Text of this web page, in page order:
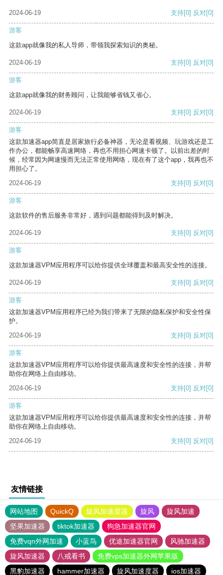
2024-06-19 支持[0] 反对[0]
游客
这款app就像我的私人导师，带领我探索知识的奥秘。
2024-06-19 支持[0] 反对[0]
游客
这款app就像我的财务顾问，让我能够省钱又省心。
2024-06-19 支持[0] 反对[0]
游客
这款加速器app简直是居家旅行必备神器，无论是看视频、玩游戏还是工
作办公，都能畅享高速网络，再也不用担心网速卡顿了。以前出差的时
候，经常因为网速慢而无法正常使用网络，现在有了这个app，我再也不
用担心了。
2024-06-19
支持[0] 反对[0]
游客
这款软件的售后服务非常好，遇到问题都能得到及时解决。
2024-06-19 支持[0] 反对[0]
游客
这款加速器VPM应用程序可以给你提供全球覆盖和最高安全性的连接。
2024-06-19 支持[0] 反对[0]
游客
这款加速器VPM应用程序已经为我们带来了无限的隐私保护和安全性保
护。
2024-06-19
支持[0] 反对[0]
游客
这款加速器VPM应用程序可以给你提供最高速度和安全性的连接，并帮
助你在网络上自由移动。
2024-06-19
支持[0] 反对[0]
游客
这款加速器VPM应用程序可以给你提供最高速度和安全性的连接，并帮
助你在网络上自由移动。
2024-06-19
支持[0] 反对[0]
友情链接
网站地图 QuickQ 旋风加速度器 旋风
旋风加速
坚果加速器
tiktok加速器
狗急加速器官网
免费vqn外网加速
小蓝鸟 优途加速器官网
风驰加速器
旋风加速器
八戒看书
免费vps加速器外网苹果版
黑豹加速器
hammer加速器 旋风加速度器 ios加速器